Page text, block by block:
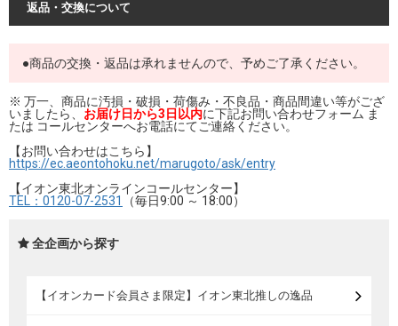
返品・交換について
●商品の交換・返品は承れませんので、予めご了承ください。
※ 万一、商品に汚損・破損・荷傷み・不良品・商品間違い等がござ
いましたら、 お届け日から3日以内に下記お問い合わせフォーム ま
たは コールセンターへお電話にてご連絡ください。
【お問い合わせはこちら】
https://ec.aeontohoku.net/marugoto/ask/entry
【イオン東北オンラインコールセンター】
TEL：0120-07-2531
（毎日9:00 ～ 18:00）
全企画から探す
【イオンカード会員さま限定】イオン東北推しの逸品